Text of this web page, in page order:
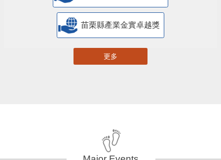
苗栗縣產業金實卓越獎
更多